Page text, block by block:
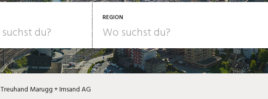
REGION
Treuhand Marugg + Imsand AG